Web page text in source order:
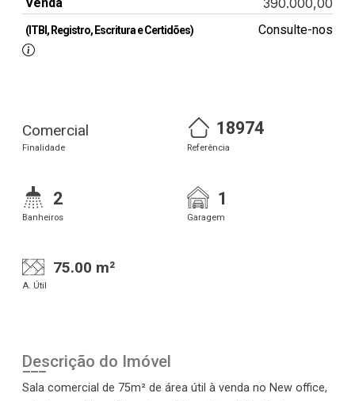
390.000,00
(ITBI, Registro, Escritura e Certidões) Consulte-nos
Comercial
Finalidade
18974
Referência
2
Banheiros
1
Garagem
75.00 m²
A. Útil
Descrição do Imóvel
Sala comercial de 75m² de área útil à venda no New office,